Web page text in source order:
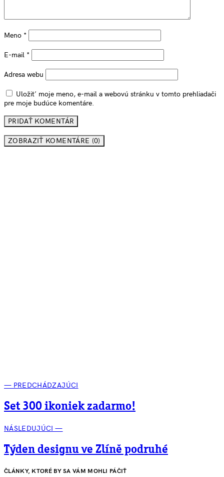
Meno *
E-mail *
Adresa webu
Uložiť moje meno, e-mail a webovú stránku v tomto prehliadači
pre moje budúce komentáre.
ZOBRAZIŤ KOMENTÁRE (0)
— PREDCHÁDZAJÚCI
Set 300 ikoniek zadarmo!
NÁSLEDUJÚCI —
Týden designu ve Zlíně podruhé
ČLÁNKY, KTORÉ BY SA VÁM MOHLI PÁČIŤ